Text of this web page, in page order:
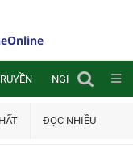
NGHIÊN CỨU
ĐỌC NHIỀU